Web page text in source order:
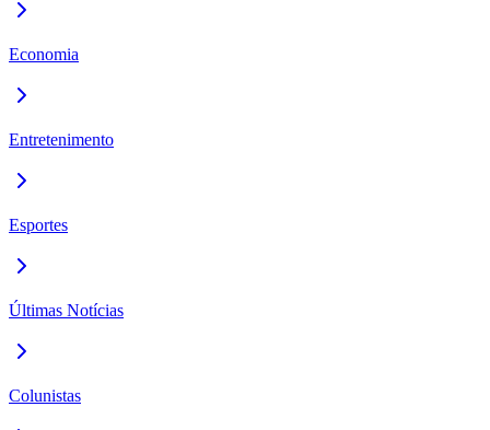
Economia
Entretenimento
Esportes
Últimas Notícias
Colunistas